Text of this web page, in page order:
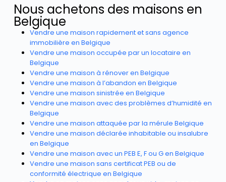
Nous achetons des maisons en
Belgique
Vendre une maison rapidement et sans agence
immobilière en Belgique
Vendre une maison occupée par un locataire en
Belgique
Vendre une maison à rénover en Belgique
Vendre une maison à l’abandon en Belgique
Vendre une maison sinistrée en Belgique
Vendre une maison avec des problèmes d’humidité en
Belgique
Vendre une maison attaquée par la mérule Belgique
Vendre une maison déclarée inhabitable ou insalubre
en Belgique
Vendre une maison avec un PEB E, F ou G en Belgique
Vendre une maison sans certificat PEB ou de
conformité électrique en Belgique